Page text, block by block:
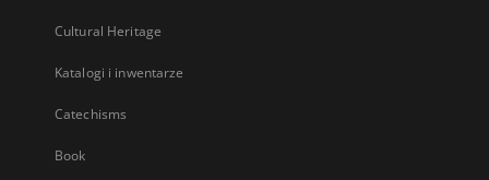
Cultural Heritage
Katalogi i inwentarze
Catechisms
Book